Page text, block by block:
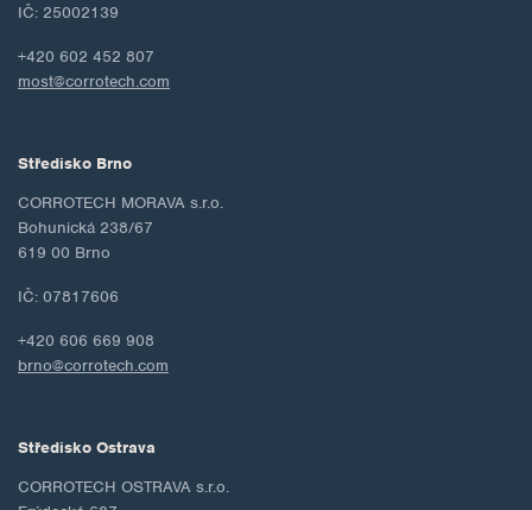
IČ: 25002139
+420 602 452 807
most@corrotech.com
Středisko Brno
CORROTECH MORAVA s.r.o.
Bohunická 238/67
619 00 Brno
IČ: 07817606
+420 606 669 908
brno@corrotech.com
Středisko Ostrava
CORROTECH OSTRAVA s.r.o.